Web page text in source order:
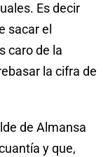
Es decir
sacar el
caro de la
la cifra de
de Almansa
y que,